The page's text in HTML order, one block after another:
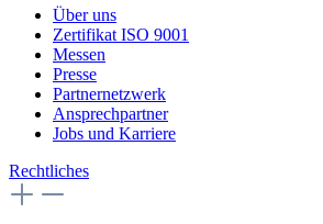
Über uns
Zertifikat ISO 9001
Messen
Presse
Partnernetzwerk
Ansprechpartner
Jobs und Karriere
Rechtliches